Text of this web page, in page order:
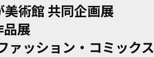
術館 共同企画展
展
ッション・コミックス